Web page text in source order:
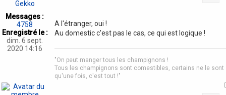
Gekko
Messages :
4758
Enregistré le :
dim. 6 sept.
2020 14:16
A l'étranger, oui !
Au domestic c'est pas le cas, ce qui est logique !
"On peut manger tous les champignons !
Tous les champignons sont comestibles, certains ne le sont
qu'une fois, c'est tout !"